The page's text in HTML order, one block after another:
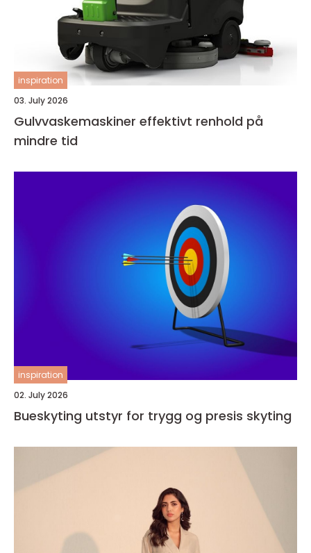
inspiration
03. July 2026
Gulvvaskemaskiner effektivt renhold på
mindre tid
inspiration
02. July 2026
Bueskyting utstyr for trygg og presis skyting